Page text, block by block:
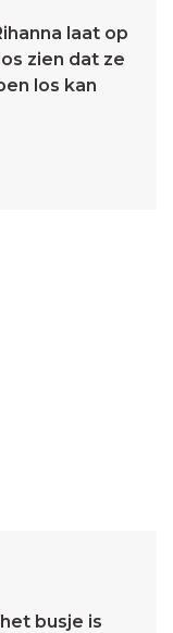
laat op
zien dat ze
los kan
busje is